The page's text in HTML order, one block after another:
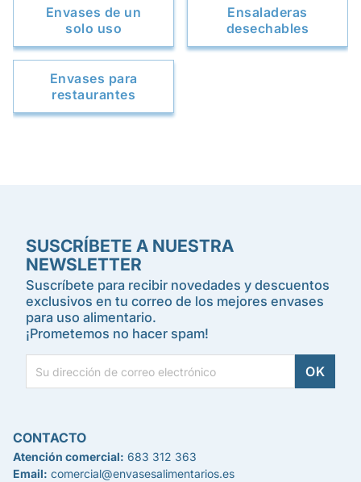
Envases de un
solo uso
Ensaladeras
desechables
Envases para
restaurantes
SUSCRÍBETE A NUESTRA
NEWSLETTER
Suscríbete para recibir novedades y descuentos
exclusivos en tu correo de los mejores envases
para uso alimentario.
¡Prometemos no hacer spam!
CONTACTO
Atención comercial: 683 312 363
Email: comercial@envasesalimentarios.es